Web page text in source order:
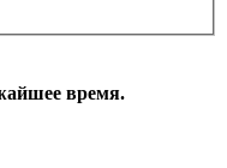
время.